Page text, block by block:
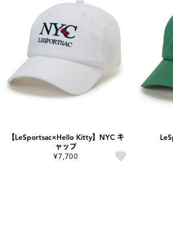
【LeSportsac×Hello Kitty】NYC キ
ャップ
¥7,700